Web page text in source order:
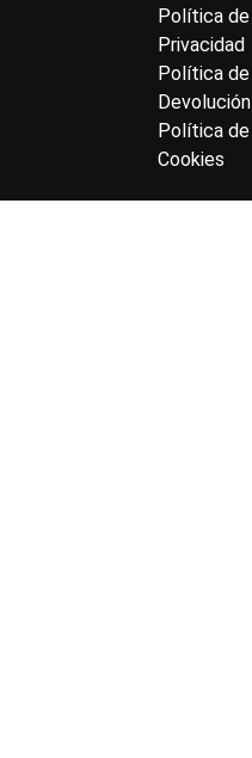
Política de
Privacidad
Política de
Devolución
Política de
Cookies